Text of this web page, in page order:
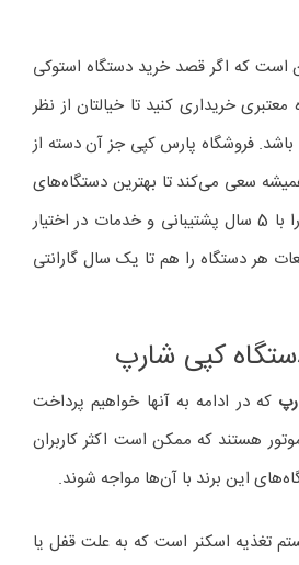
است که اگر قصد خرید دستگاه استوکی
معتبری خریداری کنید تا خیالتان از نظر
فروشگاه پارس کپی جز آن دسته از
سعی می‌کند تا بهترین دستگاه‌های
کپی و پرینتر دست دوم را با 5 سال پشتیبانی و خدمات در اختیار
هر دستگاه را هم تا یک سال گارانتی
کپی شارپ
که در ادامه به آنها خواهیم پرداخت
هستند که ممکن است اکثر کاربران
این برند با آن‌ها مواجه شوند.
تغذیه اسکنر است که به علت قفل یا